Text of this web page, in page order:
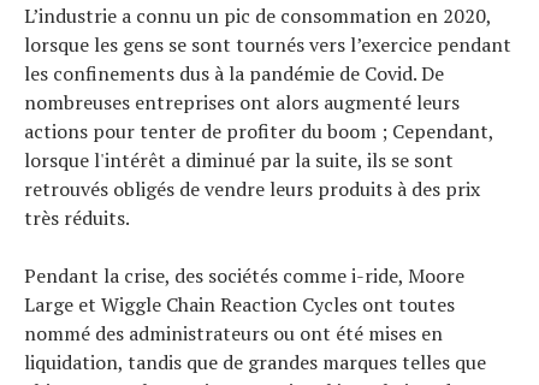
L’industrie a connu un pic de consommation en 2020,
lorsque les gens se sont tournés vers l’exercice pendant
les confinements dus à la pandémie de Covid. De
nombreuses entreprises ont alors augmenté leurs
actions pour tenter de profiter du boom ; Cependant,
lorsque l'intérêt a diminué par la suite, ils se sont
retrouvés obligés de vendre leurs produits à des prix
très réduits.
Pendant la crise, des sociétés comme i-ride, Moore
Large et Wiggle Chain Reaction Cycles ont toutes
nommé des administrateurs ou ont été mises en
liquidation, tandis que de grandes marques telles que